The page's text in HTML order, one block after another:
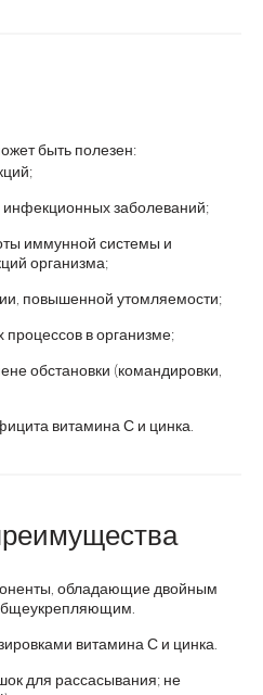
быть полезен:
инфекционных заболеваний;
иммунной системы и
организма;
повышенной утомляемости;
в организме;
обстановки (командировки,
витамина С и цинка.
обладающие двойным
витамина С и цинка.
для рассасывания; не